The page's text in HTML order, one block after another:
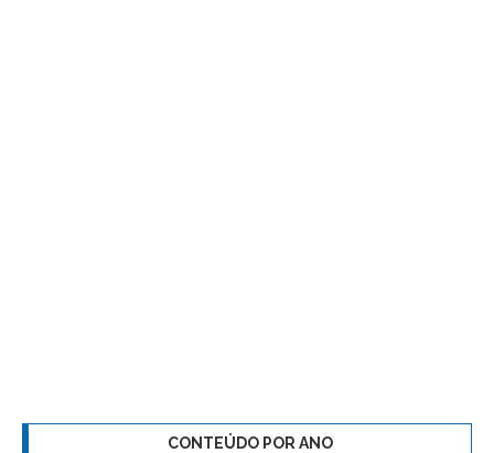
CONTEÚDO POR ANO